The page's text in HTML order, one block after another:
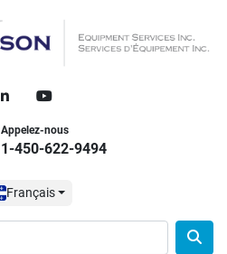
linkedinyoutube
Appelez-nous
1-450-622-9494
Français